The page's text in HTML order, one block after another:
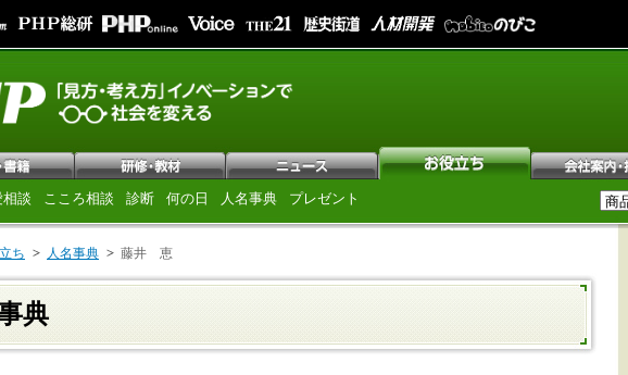
談 こころ相談 診断 何の日 人名事典 プレゼント
ち 人名事典 藤井 恵
典